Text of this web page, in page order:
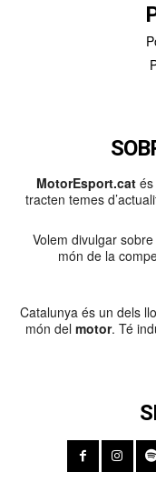
MotorEsport.cat
tracten temes
Volem divulgar
món de la
Catalunya és un dels
món del motor. Té